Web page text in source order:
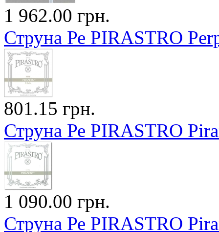
1 962.00 грн.
Струна Ре PIRASTRO
801.15 грн.
Струна Ре PIRASTRO
1 090.00 грн.
Струна Ре PIRASTRO